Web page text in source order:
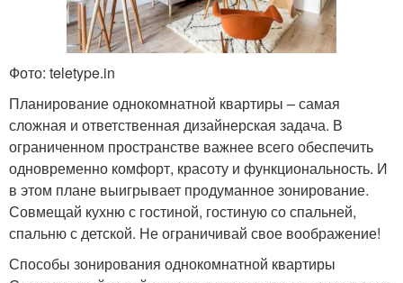
Фото: teletype.in
Планирование однокомнатной квартиры – самая
сложная и ответственная дизайнерская задача. В
ограниченном пространстве важнее всего обеспечить
одновременно комфорт, красоту и функциональность. И
в этом плане выигрывает продуманное зонирование.
Совмещай кухню с гостиной, гостиную со спальней,
спальню с детской. Не ограничивай свое воображение!
Способы зонирования однокомнатной квартиры